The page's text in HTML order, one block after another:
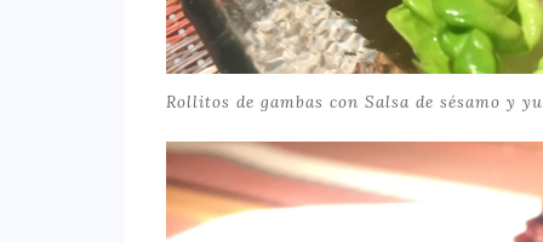
Rollitos de gambas con Salsa de sésamo y